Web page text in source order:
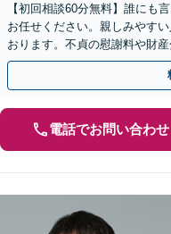
【初回相談60分無料】誰にも
お任せください。親しみやす
おります。不貞の慰謝料や財
ートいたします。【web面談可
電話でお問い合わせ